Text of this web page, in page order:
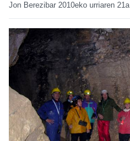
Jon Berezibar 2010eko urriaren 21a